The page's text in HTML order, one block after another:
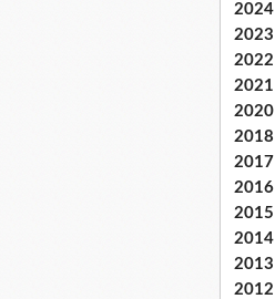
2024
2023
2022
2021
2020
2018
2017
2016
2015
2014
2013
2012